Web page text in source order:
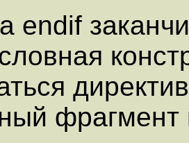
endif